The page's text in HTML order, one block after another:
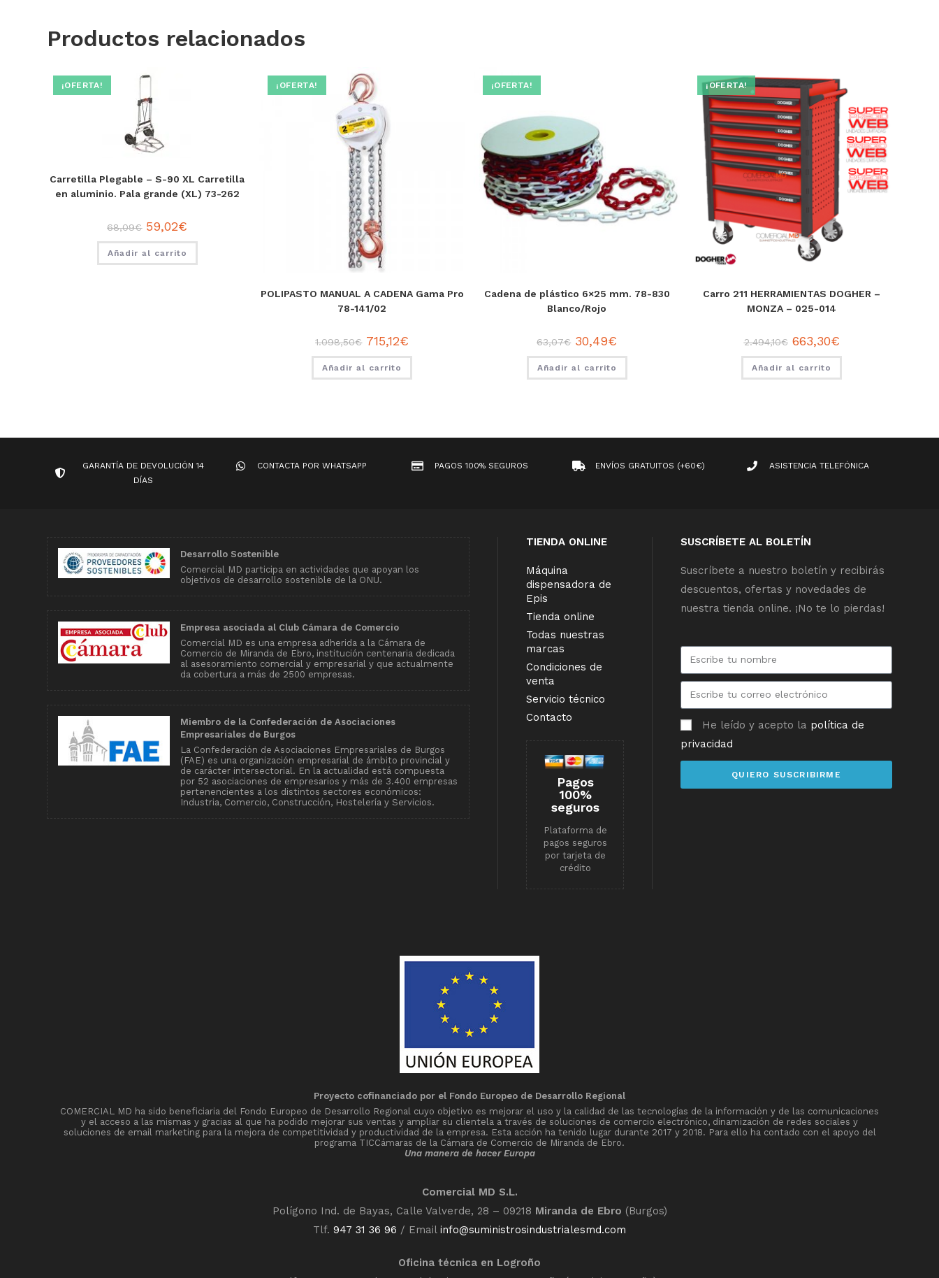
Productos relacionados
¡OFERTA!
Carretilla Plegable – S-90 XL Carretilla
en aluminio. Pala grande (XL) 73-262
68,09€ 59,02€
Añadir al carrito
¡OFERTA!
POLIPASTO MANUAL A CADENA Gama Pro
78-141/02
1.098,50€ 715,12€
Añadir al carrito
¡OFERTA!
Cadena de plástico 6×25 mm. 78-830
Blanco/Rojo
63,07€ 30,49€
Añadir al carrito
¡OFERTA!
Carro 211 HERRAMIENTAS DOGHER –
MONZA – 025-014
2.494,10€ 663,30€
Añadir al carrito
GARANTÍA DE DEVOLUCIÓN 14
DÍAS
CONTACTA POR WHATSAPP PAGOS 100% SEGUROS ENVÍOS GRATUITOS (+60€) ASISTENCIA TELEFÓNICA
Desarrollo Sostenible
Comercial MD participa en actividades que apoyan los
objetivos de desarrollo sostenible de la ONU.
Empresa asociada al Club Cámara de Comercio
Comercial MD es una empresa adherida a la Cámara de
Comercio de Miranda de Ebro, institución centenaria dedicada
al asesoramiento comercial y empresarial y que actualmente
da cobertura a más de 2500 empresas.
Miembro de la Confederación de Asociaciones
Empresariales de Burgos
La Confederación de Asociaciones Empresariales de Burgos
(FAE) es una organización empresarial de ámbito provincial y
de carácter intersectorial. En la actualidad está compuesta
por 52 asociaciones de empresarios y más de 3.400 empresas
pertenencientes a los distintos sectores económicos:
Industria, Comercio, Construcción, Hostelería y Servicios.
TIENDA ONLINE
Máquina
dispensadora de
Epis
Tienda online
Todas nuestras
marcas
Condiciones de
venta
Servicio técnico
Contacto
Pagos
100%
seguros
Plataforma de
pagos seguros
por tarjeta de
crédito
SUSCRÍBETE AL BOLETÍN
Suscríbete a nuestro boletín y recibirás
descuentos, ofertas y novedades de
nuestra tienda online. ¡No te lo pierdas!
He leído y acepto la política de
privacidad
QUIERO SUSCRIBIRME
Proyecto cofinanciado por el Fondo Europeo de Desarrollo Regional
COMERCIAL MD ha sido beneficiaria del Fondo Europeo de Desarrollo Regional cuyo objetivo es mejorar el uso y la calidad de las tecnologías de la información y de las comunicaciones
y el acceso a las mismas y gracias al que ha podido mejorar sus ventas y ampliar su clientela a través de soluciones de comercio electrónico, dinamización de redes sociales y
soluciones de email marketing para la mejora de competitividad y productividad de la empresa. Esta acción ha tenido lugar durante 2017 y 2018. Para ello ha contado con el apoyo del
programa TICCámaras de la Cámara de Comercio de Miranda de Ebro.
Una manera de hacer Europa
Comercial MD S.L.
Polígono Ind. de Bayas, Calle Valverde, 28 – 09218 Miranda de Ebro (Burgos)
Tlf. 947 31 36 96 / Email info@suministrosindustrialesmd.com
Oficina técnica en Logroño